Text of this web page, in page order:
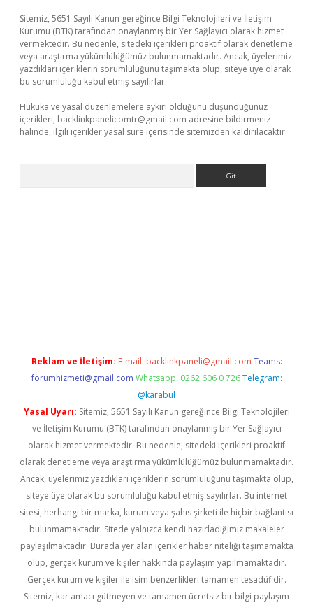
Sitemiz, 5651 Sayılı Kanun gereğince Bilgi Teknolojileri ve İletişim
Kurumu (BTK) tarafından onaylanmış bir Yer Sağlayıcı olarak hizmet
vermektedir. Bu nedenle, sitedeki içerikleri proaktif olarak denetleme
veya araştırma yükümlülüğümüz bulunmamaktadır. Ancak, üyelerimiz
yazdıkları içeriklerin sorumluluğunu taşımakta olup, siteye üye olarak
bu sorumluluğu kabul etmiş sayılırlar.
Hukuka ve yasal düzenlemelere aykırı olduğunu düşündüğünüz
içerikleri, backlinkpanelicomtr@gmail.com adresine bildirmeniz
halinde, ilgili içerikler yasal süre içerisinde sitemizden kaldırılacaktır.
Reklam ve İletişim: E-mail: backlinkpaneli@gmail.com Teams:
forumhizmeti@gmail.com Whatsapp: 0262 606 0 726 Telegram:
@karabul
Yasal Uyarı: Sitemiz, 5651 Sayılı Kanun gereğince Bilgi Teknolojileri
ve İletişim Kurumu (BTK) tarafından onaylanmış bir Yer Sağlayıcı
olarak hizmet vermektedir. Bu nedenle, sitedeki içerikleri proaktif
olarak denetleme veya araştırma yükümlülüğümüz bulunmamaktadır.
Ancak, üyelerimiz yazdıkları içeriklerin sorumluluğunu taşımakta olup,
siteye üye olarak bu sorumluluğu kabul etmiş sayılırlar. Bu internet
sitesi, herhangi bir marka, kurum veya şahıs şirketi ile hiçbir bağlantısı
bulunmamaktadır. Sitede yalnızca kendi hazırladığımız makaleler
paylaşılmaktadır. Burada yer alan içerikler haber niteliği taşımamakta
olup, gerçek kurum ve kişiler hakkında paylaşım yapılmamaktadır.
Gerçek kurum ve kişiler ile isim benzerlikleri tamamen tesadüfidir.
Sitemiz, kar amacı gütmeyen ve tamamen ücretsiz bir bilgi paylaşım